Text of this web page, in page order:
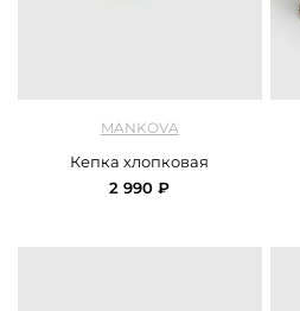
MANKOVA
Кепка хлопковая
2 990 ₽